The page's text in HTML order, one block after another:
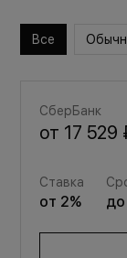
Все
СберБанк
от 17 529
Ставка
от 2% до